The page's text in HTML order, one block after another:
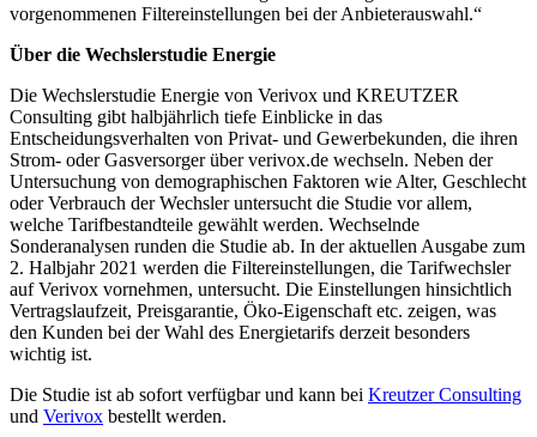
vorgenommenen Filtereinstellungen bei der Anbieterauswahl.“
Über die Wechslerstudie Energie
Die Wechslerstudie Energie von Verivox und KREUTZER
Consulting gibt halbjährlich tiefe Einblicke in das
Entscheidungsverhalten von Privat- und Gewerbekunden, die ihren
Strom- oder Gasversorger über verivox.de wechseln. Neben der
Untersuchung von demographischen Faktoren wie Alter, Geschlecht
oder Verbrauch der Wechsler untersucht die Studie vor allem,
welche Tarifbestandteile gewählt werden. Wechselnde
Sonderanalysen runden die Studie ab. In der aktuellen Ausgabe zum
2. Halbjahr 2021 werden die Filtereinstellungen, die Tarifwechsler
auf Verivox vornehmen, untersucht. Die Einstellungen hinsichtlich
Vertragslaufzeit, Preisgarantie, Öko-Eigenschaft etc. zeigen, was
den Kunden bei der Wahl des Energietarifs derzeit besonders
wichtig ist.
Die Studie ist ab sofort verfügbar und kann bei Kreutzer Consulting
und Verivox bestellt werden.